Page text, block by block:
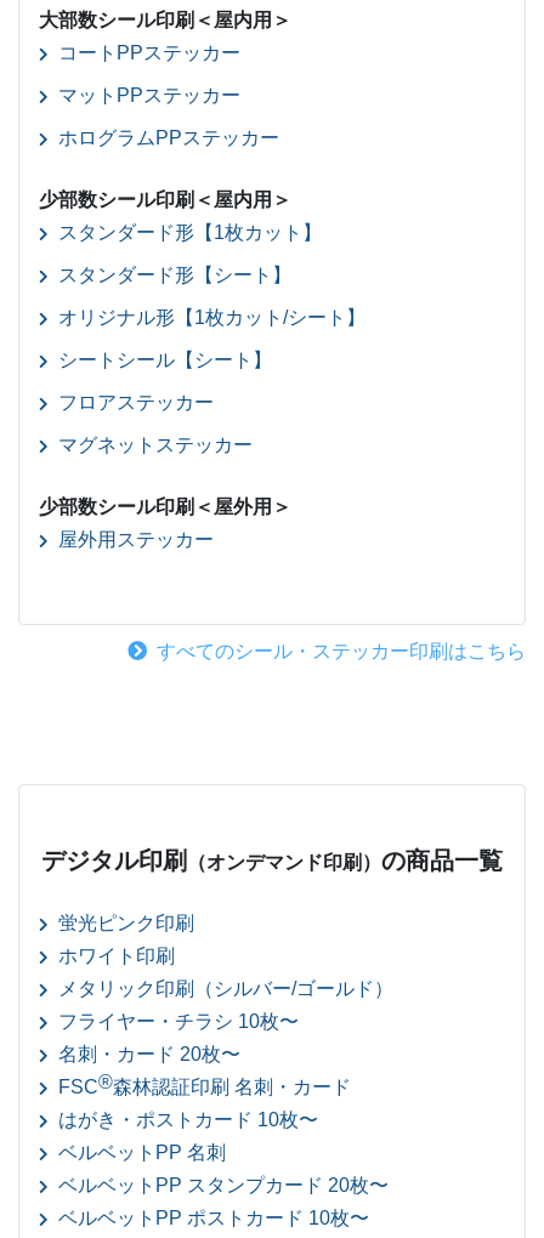
大部数シール印刷＜屋内用＞
コートPPステッカー
マットPPステッカー
ホログラムPPステッカー
少部数シール印刷＜屋内用＞
スタンダード形【1枚カット】
スタンダード形【シート】
オリジナル形【1枚カット/シート】
シートシール【シート】
フロアステッカー
マグネットステッカー
少部数シール印刷＜屋外用＞
屋外用ステッカー
すべてのシール・ステッカー印刷はこちら
デジタル印刷 （オンデマンド印刷） の商品一覧
蛍光ピンク印刷
ホワイト印刷
メタリック印刷（シルバー/ゴールド）
フライヤー・チラシ 10枚〜
名刺・カード 20枚〜
FSC®森林認証印刷 名刺・カード
はがき・ポストカード 10枚〜
ベルベットPP 名刺
ベルベットPP スタンプカード 20枚〜
ベルベットPP ポストカード 10枚〜